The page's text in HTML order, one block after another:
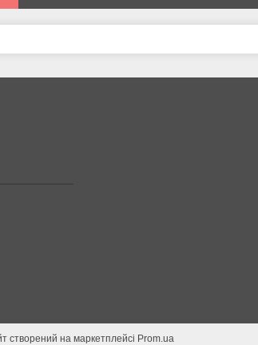
створений на маркетплейсі Prom.ua